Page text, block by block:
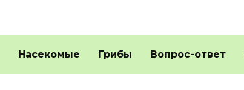
Насекомые Грибы Вопрос-ответ